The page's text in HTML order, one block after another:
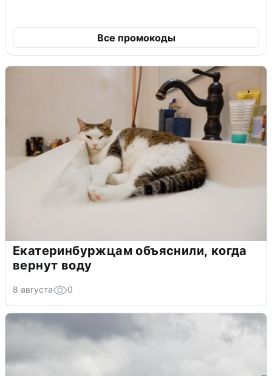
Все промокоды
Екатеринбуржцам объяснили, когда
вернут воду
8 августа 0